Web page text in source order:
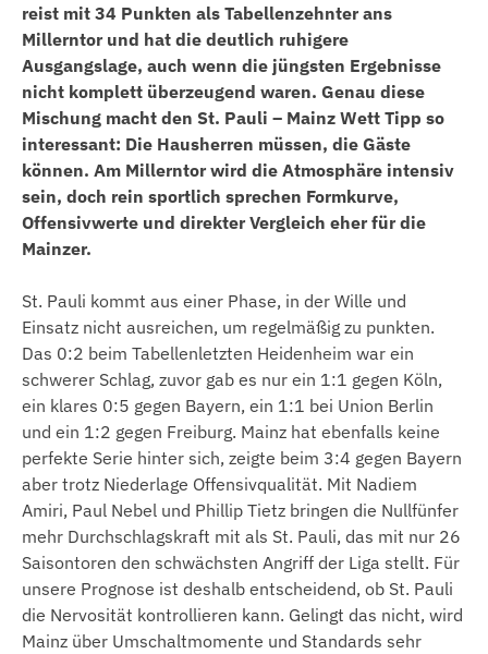
reist mit 34 Punkten als Tabellenzehnter ans
Millerntor und hat die deutlich ruhigere
Ausgangslage, auch wenn die jüngsten Ergebnisse
nicht komplett überzeugend waren. Genau diese
Mischung macht den St. Pauli – Mainz Wett Tipp so
interessant: Die Hausherren müssen, die Gäste
können. Am Millerntor wird die Atmosphäre intensiv
sein, doch rein sportlich sprechen Formkurve,
Offensivwerte und direkter Vergleich eher für die
Mainzer.
St. Pauli kommt aus einer Phase, in der Wille und
Einsatz nicht ausreichen, um regelmäßig zu punkten.
Das 0:2 beim Tabellenletzten Heidenheim war ein
schwerer Schlag, zuvor gab es nur ein 1:1 gegen Köln,
ein klares 0:5 gegen Bayern, ein 1:1 bei Union Berlin
und ein 1:2 gegen Freiburg. Mainz hat ebenfalls keine
perfekte Serie hinter sich, zeigte beim 3:4 gegen Bayern
aber trotz Niederlage Offensivqualität. Mit Nadiem
Amiri, Paul Nebel und Phillip Tietz bringen die Nullfünfer
mehr Durchschlagskraft mit als St. Pauli, das mit nur 26
Saisontoren den schwächsten Angriff der Liga stellt. Für
unsere Prognose ist deshalb entscheidend, ob St. Pauli
die Nervosität kontrollieren kann. Gelingt das nicht, wird
Mainz über Umschaltmomente und Standards sehr